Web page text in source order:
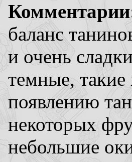
баланс
и очень
темные, такие
появлению
некоторых
небольшие